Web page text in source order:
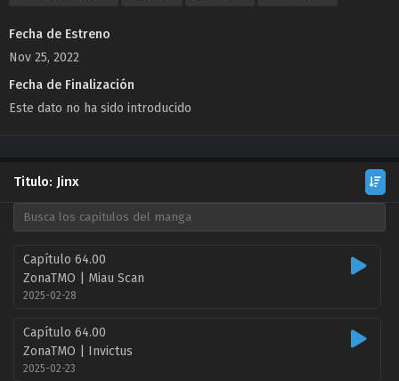
Fecha de Estreno
Nov 25, 2022
Fecha de Finalización
Este dato no ha sido introducido
Titulo: Jinx
Capítulo 64.00
ZonaTMO | Miau Scan
2025-02-28
Capítulo 64.00
ZonaTMO | Invictus
2025-02-23